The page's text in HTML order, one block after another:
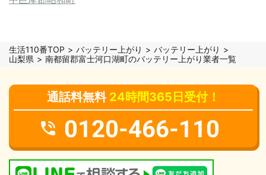
生活110番TOP バッテリー上がり
バッテリー上がり
山梨県
南都留郡富士河口湖町のバッテリー上がり業者一覧
通話料無料 24時間365日受付！
0120-466-110